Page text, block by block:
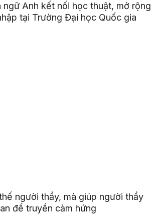
ngữ Anh kết nối học thuật, mở rộng
tại Trường Đại học Quốc gia
người thầy, mà giúp người thầy
để truyền cảm hứng